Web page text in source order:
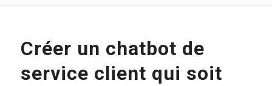
Créer un chatbot de
service client qui soit